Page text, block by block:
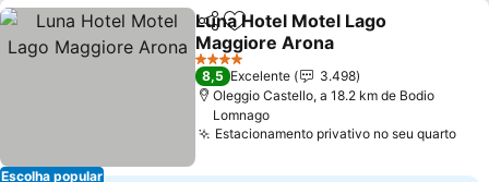
Escolha popular
PartilharAdicionar aos favoritos
Luna Hotel Motel Lago
Maggiore Arona
Ver preços
4 Estrelas
8,5 Excelente
3.498
Oleggio Castello, a 18.2 km de Bodio
Lomnago
Estacionamento privativo no seu quartoVer